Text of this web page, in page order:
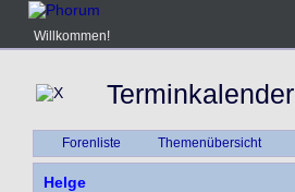
Willkommen!
Terminkalender
Forenliste Themenübersicht
Helge